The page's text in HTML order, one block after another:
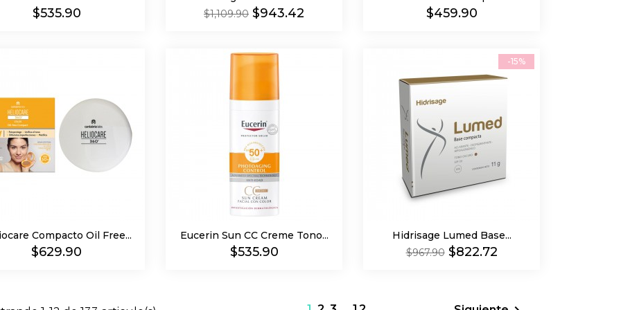
Precio
$535.90
Precio
$1,109.90 Precio
$943.42 Precio
$459.90
Compacto Oil Free...
Precio
$629.90
Eucerin Sun CC Creme Tono...
Precio
$535.90
Hidrisage Lumed Base...
Precio
$967.90 Precio
$822.72
-15%